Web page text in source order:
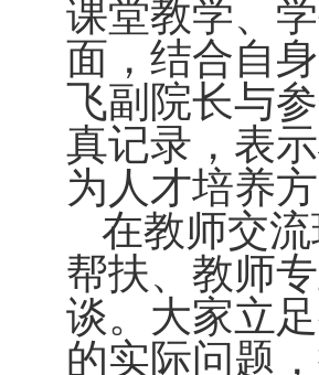
课堂教学、
面，结合自
飞副院长与
真记录，表
为人才培养
在教师交
帮扶、教师
谈。大家立
的实际问题